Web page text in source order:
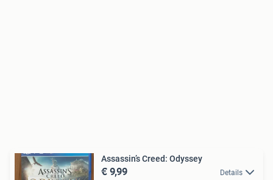
Assassin’s Creed: Odyssey
€ 9,99 Details